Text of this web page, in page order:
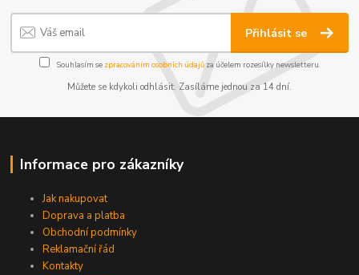
Přihlásit se
Souhlasím se zpracováním osobních údajůza účelem rozesílky newsletteru.
Můžete se kdykoli odhlásit. Zasíláme jednou za 14 dní.
Informace pro zákazníky
Jak nakupovat
Doprava a platba
Obchodní podmínky
Reklamační řád
Kontakty